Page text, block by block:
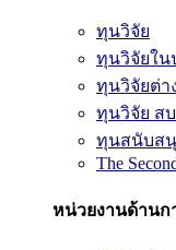
ทุนวิจัย
ทุนวิจัยใน
ทุนวิจัยต่า
ทุนวิจัย ส
ทุนสนับส
The
หน่วยงานด้านก